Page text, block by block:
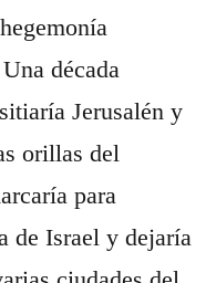
década
Jerusalén y
orillas del
para
de Israel y dejaría